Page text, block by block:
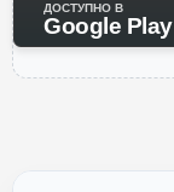
ДОСТУПНО В
Google Play